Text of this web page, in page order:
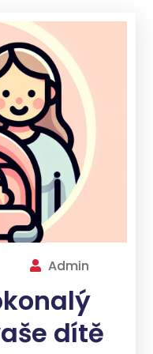
Admin
dítě